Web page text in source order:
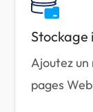
Stockage
Ajoutez
pages Web